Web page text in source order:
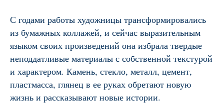
С годами работы художницы трансформировались
из бумажных коллажей, и сейчас выразительным
языком своих произведений она избрала твердые
неподдатливые материалы с собственной текстурой
и характером. Камень, стекло, металл, цемент,
пластмасса, глянец в ее руках обретают новую
жизнь и рассказывают новые истории.